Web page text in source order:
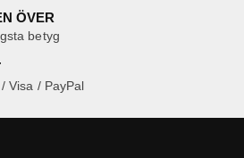
ÖVER
betyg
Visa / PayPal